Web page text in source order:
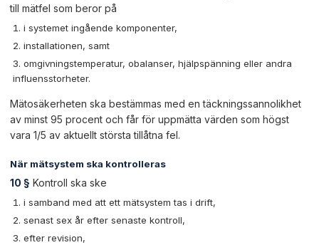
till mätfel som beror på
i systemet ingående komponenter,
installationen, samt
omgivningstemperatur, obalanser, hjälpspänning eller andra
influensstorheter.
Mätosäkerheten ska bestämmas med en täckningssannolikhet
av minst 95 procent och får för uppmätta värden som högst
vara 1/5 av aktuellt största tillåtna fel.
När mätsystem ska kontrolleras
10 § Kontroll ska ske
i samband med att ett mätsystem tas i drift,
senast sex år efter senaste kontroll,
efter revision,